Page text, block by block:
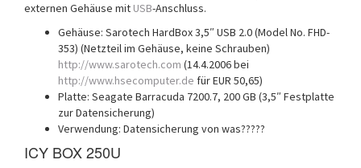
externen Gehäuse mit USB-Anschluss.
Gehäuse: Sarotech HardBox 3,5″ USB 2.0 (Model No. FHD-
353) (Netzteil im Gehäuse, keine Schrauben)
http://www.sarotech.com (14.4.2006 bei
http://www.hsecomputer.de für EUR 50,65)
Platte: Seagate Barracuda 7200.7, 200 GB (3,5″ Festplatte
zur Datensicherung)
Verwendung: Datensicherung von was?????
ICY BOX 250U